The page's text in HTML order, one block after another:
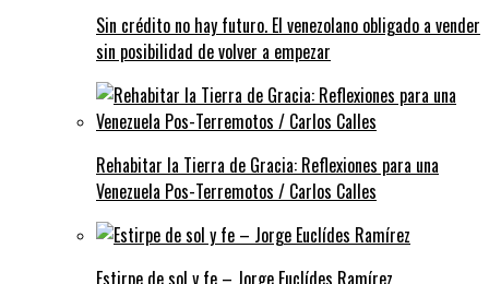
Sin crédito no hay futuro. El venezolano obligado a vender
sin posibilidad de volver a empezar
Rehabitar la Tierra de Gracia: Reflexiones para una
Venezuela Pos-Terremotos / Carlos Calles
Estirpe de sol y fe – Jorge Euclídes Ramírez